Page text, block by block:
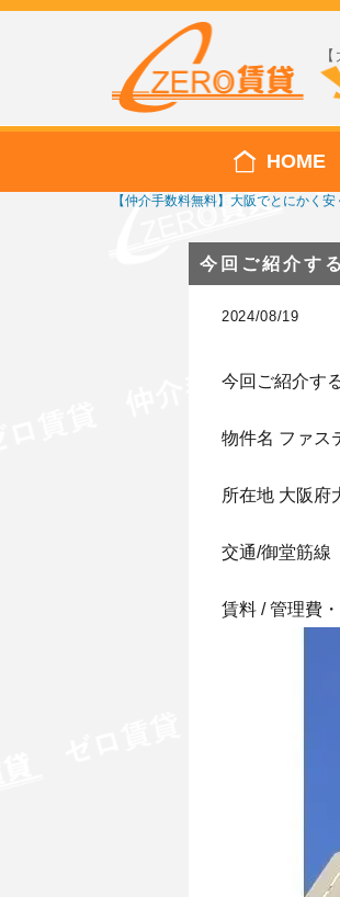
HOME
【仲介手数料無料】大阪でとにかく
今回ご紹介す
2024/08/19
今回ご紹介す
物件名 ファス
所在地 大阪府
交通/御堂筋線
賃料 / 管理費